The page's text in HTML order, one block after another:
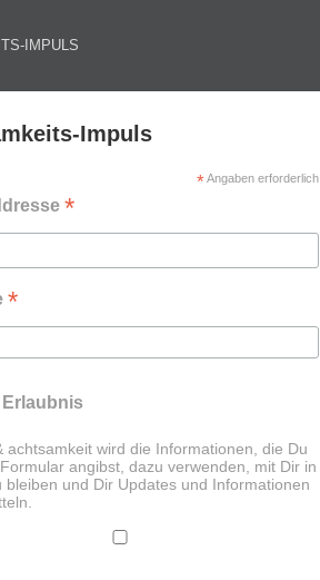
IMPULS
Impuls
*Angaben erforderlich
*
*
Erlaubnis
achtsamkeit wird die Informationen, die Du
angibst, dazu verwenden, mit Dir in
bleiben und Dir Updates und Informationen